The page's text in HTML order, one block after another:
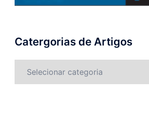
Catergorias de Artigos